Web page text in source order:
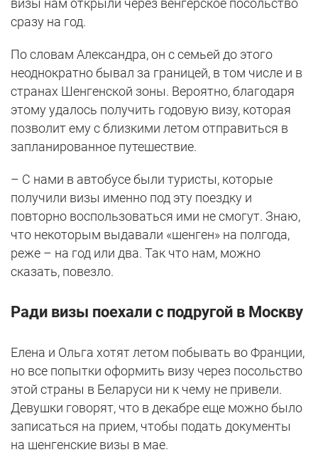
сразу на год.
По словам Александра, он с семьей до этого
неоднократно бывал за границей, в том числе и в
странах Шенгенской зоны. Вероятно, благодаря
этому удалось получить годовую визу, которая
позволит ему с близкими летом отправиться в
запланированное путешествие.
– С нами в автобусе были туристы, которые
получили визы именно под эту поездку и
повторно воспользоваться ими не смогут. Знаю,
что некоторым выдавали «шенген» на полгода,
реже – на год или два. Так что нам, можно
сказать, повезло.
Ради визы поехали с подругой в Москву
Елена и Ольга хотят летом побывать во Франции,
но все попытки оформить визу через посольство
этой страны в Беларуси ни к чему не привели.
Девушки говорят, что в декабре еще можно было
записаться на прием, чтобы подать документы
на шенгенские визы в мае.